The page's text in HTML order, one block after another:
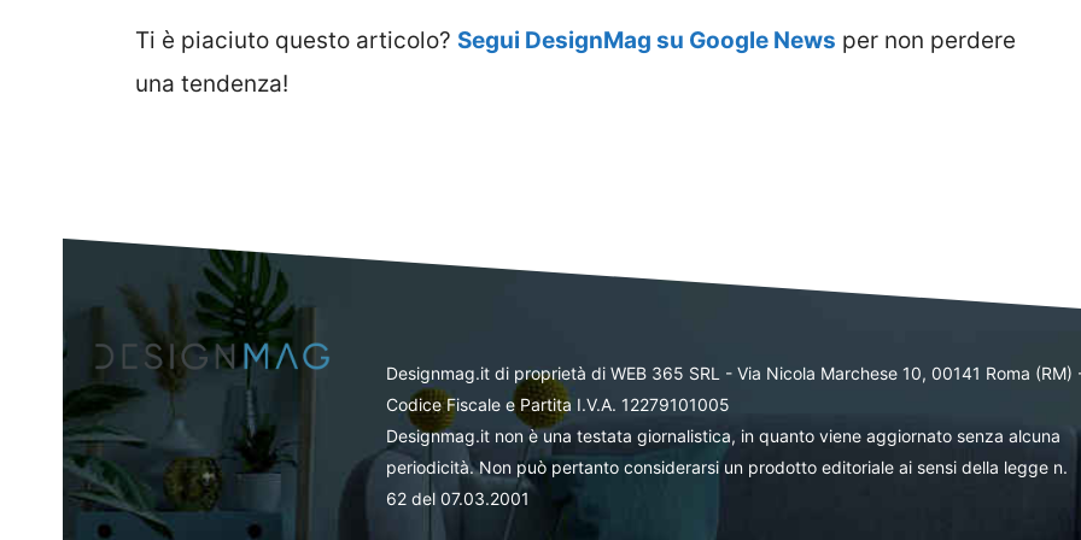
Ti è piaciuto questo articolo? Segui DesignMag su Google News per non perdere
una tendenza!
Designmag.it di proprietà di WEB 365 SRL - Via Nicola Marchese 10, 00141 Roma (RM)
Codice Fiscale e Partita I.V.A. 12279101005
Designmag.it non è una testata giornalistica, in quanto viene aggiornato senza alcuna
periodicità. Non può pertanto considerarsi un prodotto editoriale ai sensi della legge n.
62 del 07.03.2001